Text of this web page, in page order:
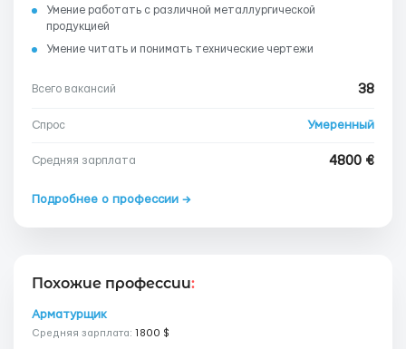
Умение работать с различной металлургической
продукцией
Умение читать и понимать технические чертежи
Всего вакансий 38
Спрос Умеренный
Средняя зарплата 4800 €
Подробнее о профессии →
Похожие профессии:
Арматурщик
Средняя зарплата: 1800 $